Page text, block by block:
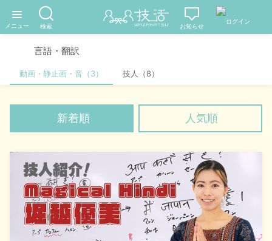
言語・翻訳
動画・静止画・音（3） 技人（8）
新着順 人気順